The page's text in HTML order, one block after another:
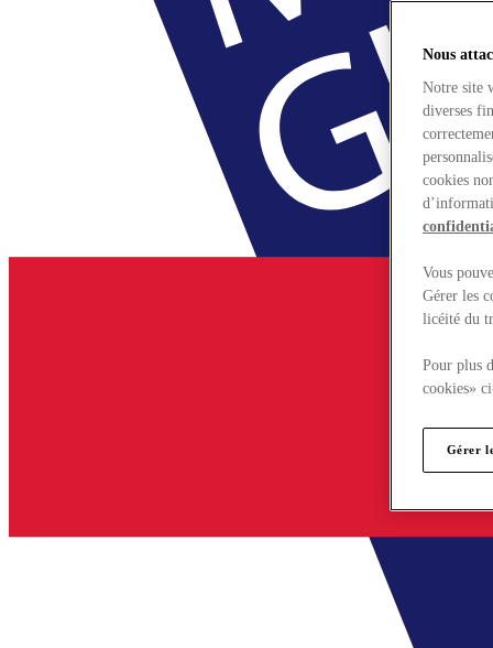
Nous
Notre site
diverses
cookies
Vous
Gérer les
licéité du
Pour plus
cookies»
Gérer